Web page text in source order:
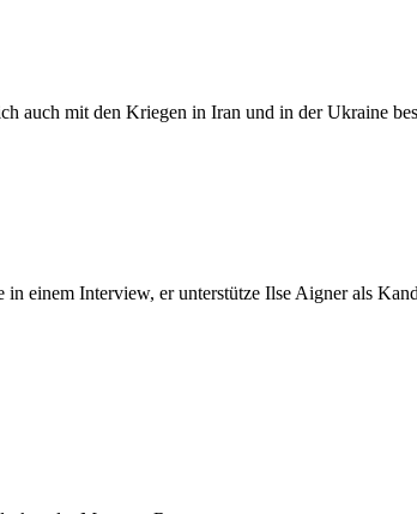
auch mit den Kriegen in Iran und in der Ukraine
einem Interview, er unterstütze Ilse Aigner als